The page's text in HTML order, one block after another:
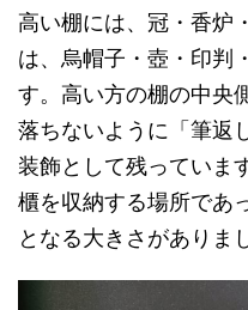
高い棚には、冠・香炉
は、烏帽子・壺・印判
す。高い方の棚の中央
落ちないように「筆返
装飾として残っていま
櫃を収納する場所であ
となる大きさがありま